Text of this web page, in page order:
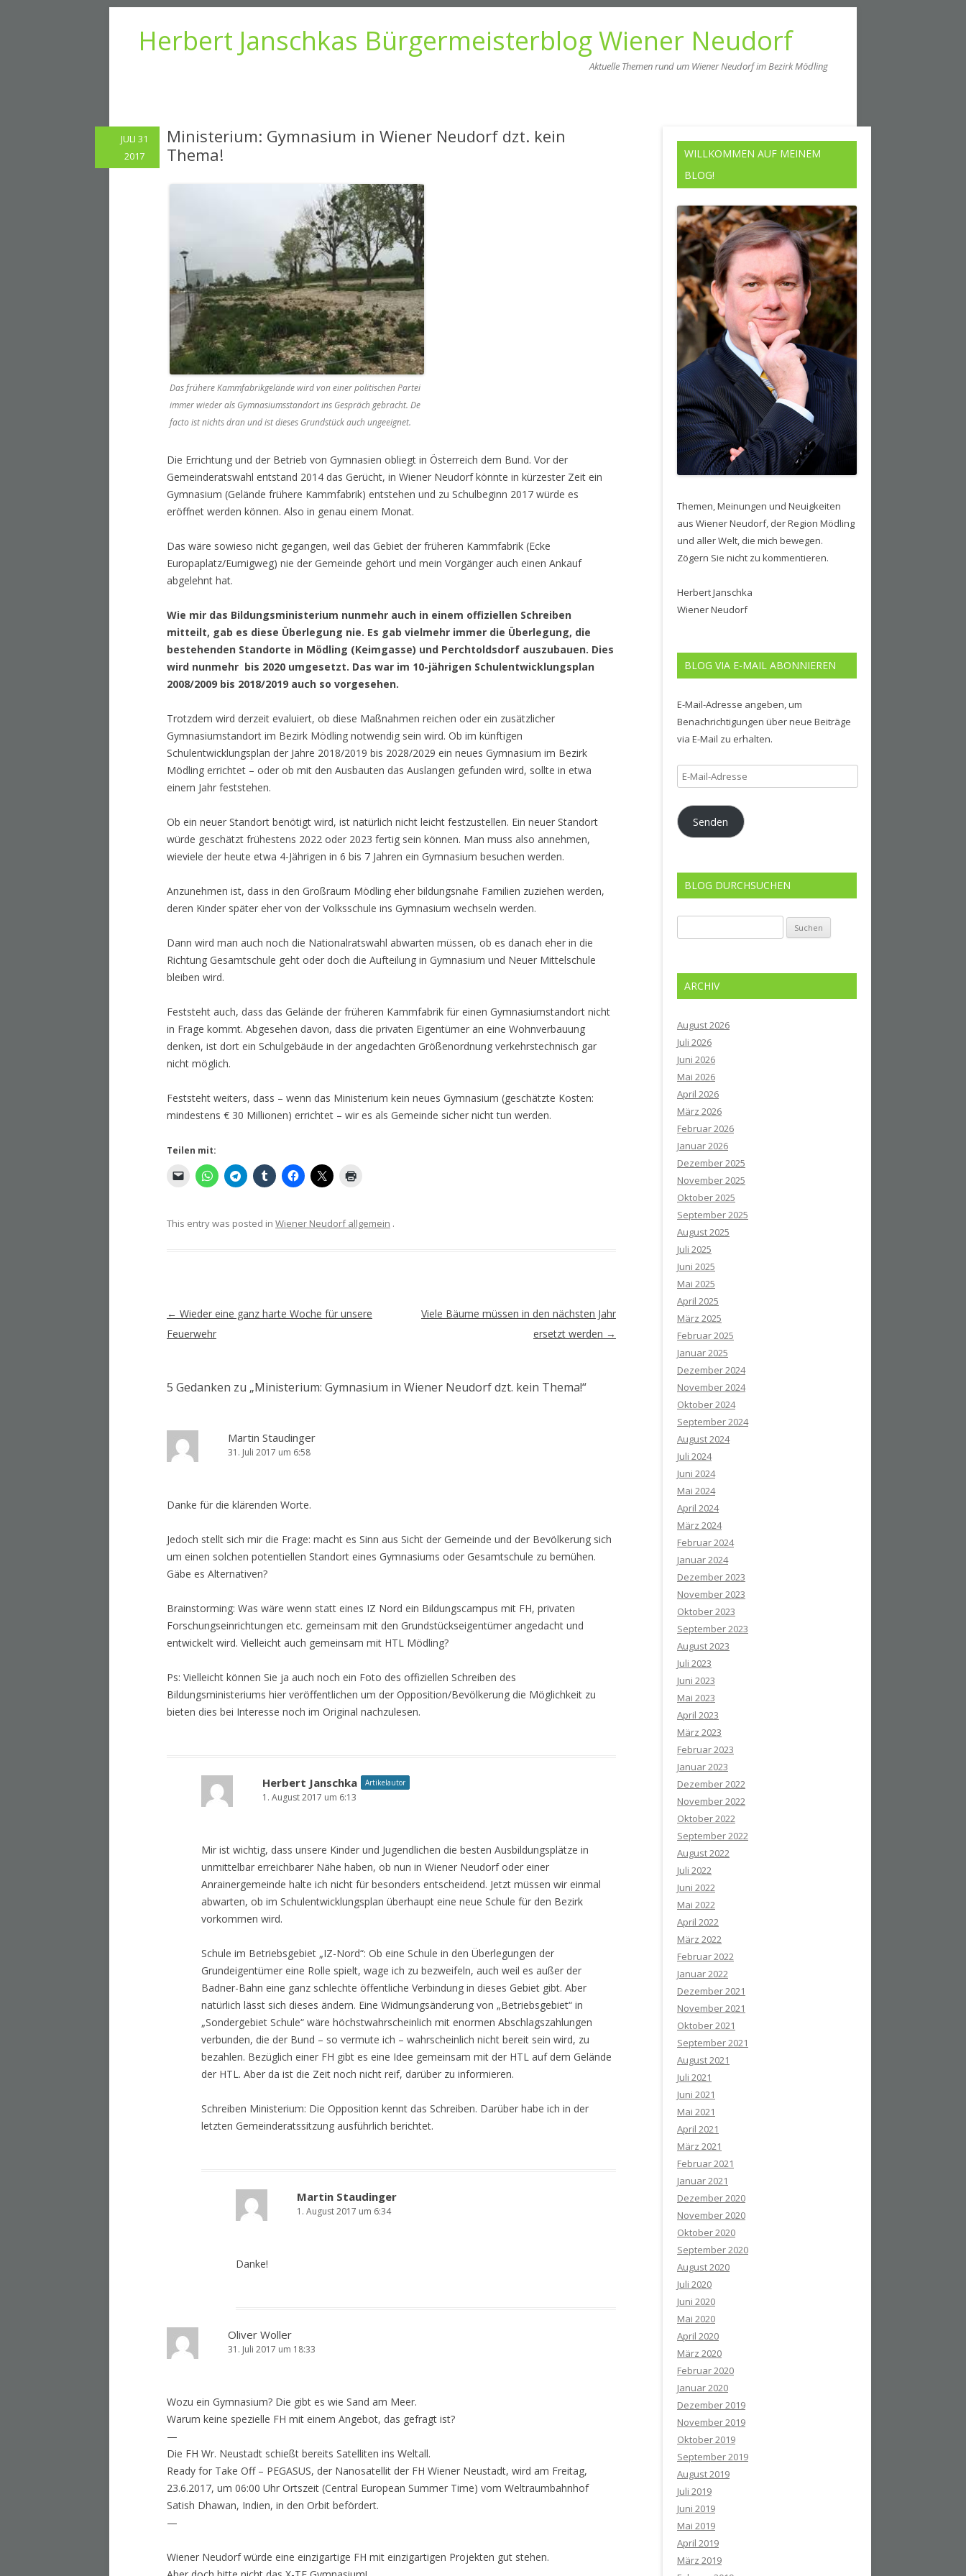
Herbert Janschkas Bürgermeisterblog Wiener Neudorf
Aktuelle Themen rund um Wiener Neudorf im Bezirk Mödling
Ministerium: Gymnasium in Wiener Neudorf dzt. kein
Thema!
Das frühere Kammfabrikgelände wird von einer politischen Partei
immer wieder als Gymnasiumsstandort ins Gespräch gebracht. De
facto ist nichts dran und ist dieses Grundstück auch ungeeignet.
Die Errichtung und der Betrieb von Gymnasien obliegt in Österreich dem Bund. Vor der
Gemeinderatswahl entstand 2014 das Gerücht, in Wiener Neudorf könnte in kürzester Zeit ein
Gymnasium (Gelände frühere Kammfabrik) entstehen und zu Schulbeginn 2017 würde es
eröffnet werden können. Also in genau einem Monat.
Das wäre sowieso nicht gegangen, weil das Gebiet der früheren Kammfabrik (Ecke
Europaplatz/Eumigweg) nie der Gemeinde gehört und mein Vorgänger auch einen Ankauf
abgelehnt hat.
Wie mir das Bildungsministerium nunmehr auch in einem offiziellen Schreiben
mitteilt, gab es diese Überlegung nie. Es gab vielmehr immer die Überlegung, die
bestehenden Standorte in Mödling (Keimgasse) und Perchtoldsdorf auszubauen. Dies
wird nunmehr bis 2020 umgesetzt. Das war im 10-jährigen Schulentwicklungsplan
2008/2009 bis 2018/2019 auch so vorgesehen.
Trotzdem wird derzeit evaluiert, ob diese Maßnahmen reichen oder ein zusätzlicher
Gymnasiumstandort im Bezirk Mödling notwendig sein wird. Ob im künftigen
Schulentwicklungsplan der Jahre 2018/2019 bis 2028/2029 ein neues Gymnasium im Bezirk
Mödling errichtet – oder ob mit den Ausbauten das Auslangen gefunden wird, sollte in etwa
einem Jahr feststehen.
Ob ein neuer Standort benötigt wird, ist natürlich nicht leicht festzustellen. Ein neuer Standort
würde geschätzt frühestens 2022 oder 2023 fertig sein können. Man muss also annehmen,
wieviele der heute etwa 4-Jährigen in 6 bis 7 Jahren ein Gymnasium besuchen werden.
Anzunehmen ist, dass in den Großraum Mödling eher bildungsnahe Familien zuziehen werden,
deren Kinder später eher von der Volksschule ins Gymnasium wechseln werden.
Dann wird man auch noch die Nationalratswahl abwarten müssen, ob es danach eher in die
Richtung Gesamtschule geht oder doch die Aufteilung in Gymnasium und Neuer Mittelschule
bleiben wird.
Feststeht auch, dass das Gelände der früheren Kammfabrik für einen Gymnasiumstandort nicht
in Frage kommt. Abgesehen davon, dass die privaten Eigentümer an eine Wohnverbauung
denken, ist dort ein Schulgebäude in der angedachten Größenordnung verkehrstechnisch gar
nicht möglich.
Feststeht weiters, dass – wenn das Ministerium kein neues Gymnasium (geschätzte Kosten:
mindestens € 30 Millionen) errichtet – wir es als Gemeinde sicher nicht tun werden.
Teilen mit:
This entry was posted in Wiener Neudorf allgemein .
JULI 31
2017
Artikel-
Navigation
← Wieder eine ganz harte Woche für unsere
Feuerwehr
Viele Bäume müssen in den nächsten Jahr
ersetzt werden →
5 Gedanken zu „Ministerium: Gymnasium in Wiener Neudorf dzt. kein Thema!“
Martin Staudinger
31. Juli 2017 um 6:58
Danke für die klärenden Worte.
Jedoch stellt sich mir die Frage: macht es Sinn aus Sicht der Gemeinde und der Bevölkerung sich
um einen solchen potentiellen Standort eines Gymnasiums oder Gesamtschule zu bemühen.
Gäbe es Alternativen?
Brainstorming: Was wäre wenn statt eines IZ Nord ein Bildungscampus mit FH, privaten
Forschungseinrichtungen etc. gemeinsam mit den Grundstückseigentümer angedacht und
entwickelt wird. Vielleicht auch gemeinsam mit HTL Mödling?
Ps: Vielleicht können Sie ja auch noch ein Foto des offiziellen Schreiben des
Bildungsministeriums hier veröffentlichen um der Opposition/Bevölkerung die Möglichkeit zu
bieten dies bei Interesse noch im Original nachzulesen.
Herbert Janschka Artikelautor
1. August 2017 um 6:13
Mir ist wichtig, dass unsere Kinder und Jugendlichen die besten Ausbildungsplätze in
unmittelbar erreichbarer Nähe haben, ob nun in Wiener Neudorf oder einer
Anrainergemeinde halte ich nicht für besonders entscheidend. Jetzt müssen wir einmal
abwarten, ob im Schulentwicklungsplan überhaupt eine neue Schule für den Bezirk
vorkommen wird.
Schule im Betriebsgebiet „IZ-Nord“: Ob eine Schule in den Überlegungen der
Grundeigentümer eine Rolle spielt, wage ich zu bezweifeln, auch weil es außer der
Badner-Bahn eine ganz schlechte öffentliche Verbindung in dieses Gebiet gibt. Aber
natürlich lässt sich dieses ändern. Eine Widmungsänderung von „Betriebsgebiet“ in
„Sondergebiet Schule“ wäre höchstwahrscheinlich mit enormen Abschlagszahlungen
verbunden, die der Bund – so vermute ich – wahrscheinlich nicht bereit sein wird, zu
bezahlen. Bezüglich einer FH gibt es eine Idee gemeinsam mit der HTL auf dem Gelände
der HTL. Aber da ist die Zeit noch nicht reif, darüber zu informieren.
Schreiben Ministerium: Die Opposition kennt das Schreiben. Darüber habe ich in der
letzten Gemeinderatssitzung ausführlich berichtet.
Martin Staudinger
1. August 2017 um 6:34
Danke!
Oliver Woller
31. Juli 2017 um 18:33
Wozu ein Gymnasium? Die gibt es wie Sand am Meer.
Warum keine spezielle FH mit einem Angebot, das gefragt ist?
—
Die FH Wr. Neustadt schießt bereits Satelliten ins Weltall.
Ready for Take Off – PEGASUS, der Nanosatellit der FH Wiener Neustadt, wird am Freitag,
23.6.2017, um 06:00 Uhr Ortszeit (Central European Summer Time) vom Weltraumbahnhof
Satish Dhawan, Indien, in den Orbit befördert.
—
Wiener Neudorf würde eine einzigartige FH mit einzigartigen Projekten gut stehen.
WILLKOMMEN AUF MEINEM
BLOG!
Themen, Meinungen und Neuigkeiten
aus Wiener Neudorf, der Region Mödling
und aller Welt, die mich bewegen.
Zögern Sie nicht zu kommentieren.
Herbert Janschka
Wiener Neudorf
BLOG VIA E-MAIL ABONNIEREN
E-Mail-Adresse angeben, um
Benachrichtigungen über neue Beiträge
via E-Mail zu erhalten.
E-
Mail-
Adresse
Senden
BLOG DURCHSUCHEN
nach:
ARCHIV
August 2026
Juli 2026
Juni 2026
Mai 2026
April 2026
März 2026
Februar 2026
Januar 2026
Dezember 2025
November 2025
Oktober 2025
September 2025
August 2025
Juli 2025
Juni 2025
Mai 2025
April 2025
März 2025
Februar 2025
Januar 2025
Dezember 2024
November 2024
Oktober 2024
September 2024
August 2024
Juli 2024
Juni 2024
Mai 2024
April 2024
März 2024
Februar 2024
Januar 2024
Dezember 2023
November 2023
Oktober 2023
September 2023
August 2023
Juli 2023
Juni 2023
Mai 2023
April 2023
März 2023
Februar 2023
Januar 2023
Dezember 2022
November 2022
Oktober 2022
September 2022
August 2022
Juli 2022
Juni 2022
Mai 2022
April 2022
März 2022
Februar 2022
Januar 2022
Dezember 2021
November 2021
Oktober 2021
September 2021
August 2021
Juli 2021
Juni 2021
Mai 2021
April 2021
März 2021
Februar 2021
Januar 2021
Dezember 2020
November 2020
Oktober 2020
September 2020
August 2020
Juli 2020
Juni 2020
Mai 2020
April 2020
März 2020
Februar 2020
Januar 2020
Dezember 2019
November 2019
Oktober 2019
September 2019
August 2019
Juli 2019
Juni 2019
Mai 2019
April 2019
März 2019